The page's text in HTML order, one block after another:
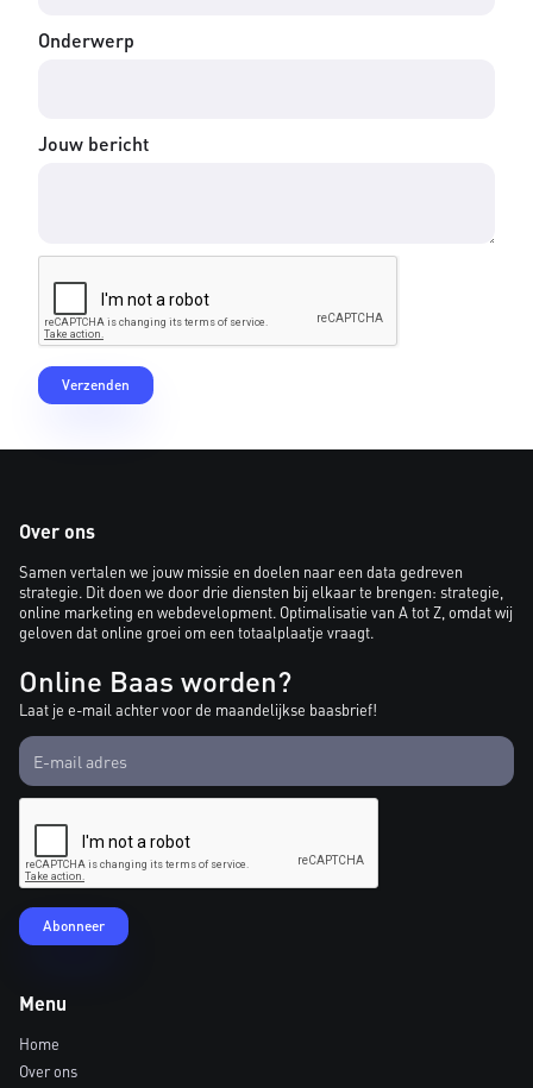
Onderwerp
Jouw bericht
Over ons
Samen vertalen we jouw missie en doelen naar een data gedreven
strategie. Dit doen we door drie diensten bij elkaar te brengen: strategie,
online marketing en webdevelopment. Optimalisatie van A tot Z, omdat wij
geloven dat online groei om een totaalplaatje vraagt.
Online Baas worden?
Laat je e-mail achter voor de maandelijkse baasbrief!
Menu
Home
Over ons